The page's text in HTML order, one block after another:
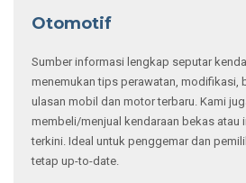
Otomotif
Sumber informasi lengkap seputar
menemukan tips perawatan, modifikasi,
ulasan mobil dan motor terbaru. Kami
membeli/menjual kendaraan bekas
terkini. Ideal untuk penggemar dan
tetap up-to-date.